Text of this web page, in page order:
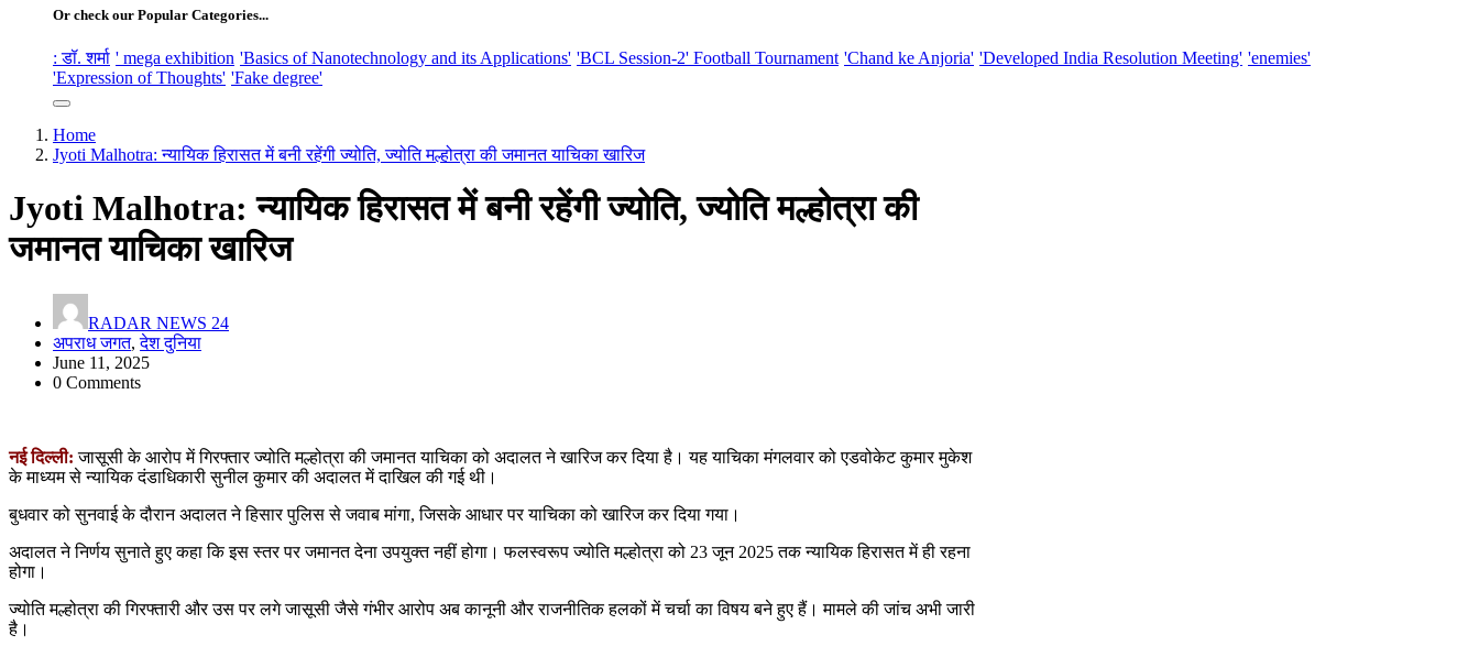
Or check our Popular Categories...
: डॉ. शर्मा ' mega exhibition 'Basics of Nanotechnology and its Applications' 'BCL Session-2' Football Tournament 'Chand ke Anjoria' 'Developed India Resolution Meeting' 'enemies'
'Expression of Thoughts' 'Fake degree'
Home
Jyoti Malhotra: न्यायिक हिरासत में बनी रहेंगी ज्योति, ज्योति मल्होत्रा की जमानत याचिका खारिज
Jyoti Malhotra: न्यायिक हिरासत में बनी रहेंगी ज्योति, ज्योति मल्होत्रा की
जमानत याचिका खारिज
RADAR NEWS 24
अपराध जगत,देश दुनिया
June 11, 2025
0 Comments
नई दिल्ली: जासूसी के आरोप में गिरफ्तार ज्योति मल्होत्रा की जमानत याचिका को अदालत ने खारिज कर दिया है। यह याचिका मंगलवार को एडवोकेट कुमार मुकेश
के माध्यम से न्यायिक दंडाधिकारी सुनील कुमार की अदालत में दाखिल की गई थी।
बुधवार को सुनवाई के दौरान अदालत ने हिसार पुलिस से जवाब मांगा, जिसके आधार पर याचिका को खारिज कर दिया गया।
अदालत ने निर्णय सुनाते हुए कहा कि इस स्तर पर जमानत देना उपयुक्त नहीं होगा। फलस्वरूप ज्योति मल्होत्रा को 23 जून 2025 तक न्यायिक हिरासत में ही रहना
होगा।
ज्योति मल्होत्रा की गिरफ्तारी और उस पर लगे जासूसी जैसे गंभीर आरोप अब कानूनी और राजनीतिक हलकों में चर्चा का विषय बने हुए हैं। मामले की जांच अभी जारी
है।